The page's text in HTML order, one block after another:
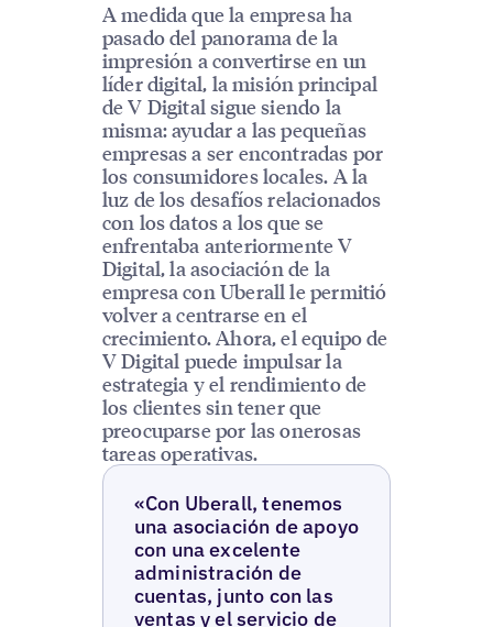
A medida que la empresa ha
pasado del panorama de la
impresión a convertirse en un
líder digital, la misión principal
de V Digital sigue siendo la
misma: ayudar a las pequeñas
empresas a ser encontradas por
los consumidores locales. A la
luz de los desafíos relacionados
con los datos a los que se
enfrentaba anteriormente V
Digital, la asociación de la
empresa con Uberall le permitió
volver a centrarse en el
crecimiento. Ahora, el equipo de
V Digital puede impulsar la
estrategia y el rendimiento de
los clientes sin tener que
preocuparse por las onerosas
tareas operativas.
«Con Uberall, tenemos
una asociación de apoyo
con una excelente
administración de
cuentas, junto con las
ventas y el servicio de